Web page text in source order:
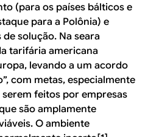
(para os países bálticos e
para a Polônia) e
solução. Na seara
tarifária americana
levando a um acordo
com metas, especialmente
feitos por empresas
são amplamente
O ambiente